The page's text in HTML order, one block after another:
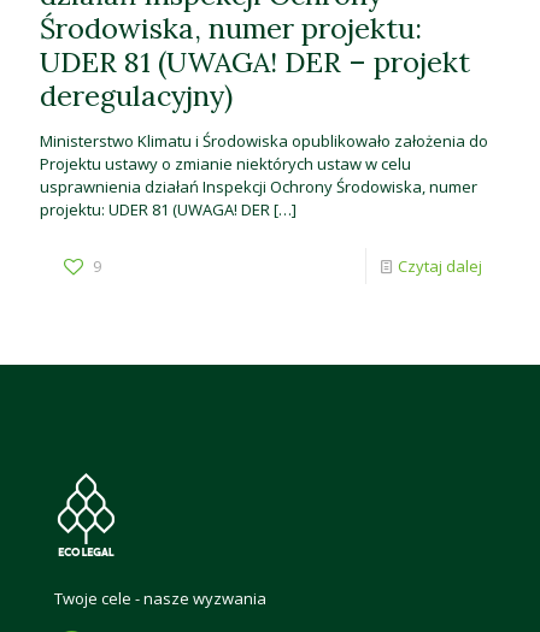
Środowiska, numer projektu:
UDER 81 (UWAGA! DER – projekt
deregulacyjny)
Ministerstwo Klimatu i Środowiska opublikowało założenia do
Projektu ustawy o zmianie niektórych ustaw w celu
usprawnienia działań Inspekcji Ochrony Środowiska, numer
projektu: UDER 81 (UWAGA! DER[…]
9 Czytaj dalej
Twoje cele - nasze wyzwania